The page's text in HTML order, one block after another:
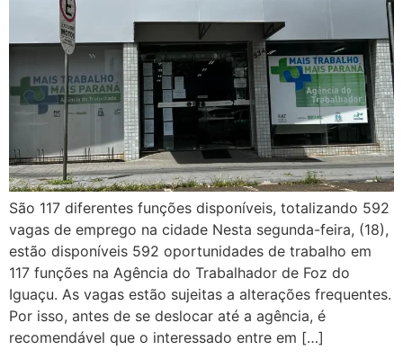
São 117 diferentes funções disponíveis, totalizando 592
vagas de emprego na cidade Nesta segunda-feira, (18),
estão disponíveis 592 oportunidades de trabalho em
117 funções na Agência do Trabalhador de Foz do
Iguaçu. As vagas estão sujeitas a alterações frequentes.
Por isso, antes de se deslocar até a agência, é
recomendável que o interessado entre em […]